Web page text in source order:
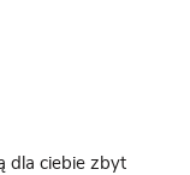
dla ciebie zbyt